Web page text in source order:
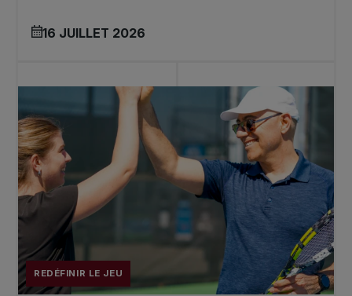
16 JUILLET 2026
REDÉFINIR LE JEU